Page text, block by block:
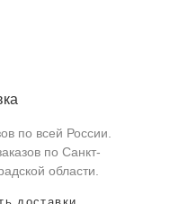
по всей России.
по Санкт-
области.